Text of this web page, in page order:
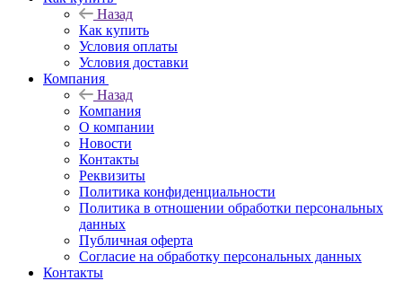
Назад
Как купить
Условия оплаты
Условия доставки
Компания
Назад
Компания
О компании
Новости
Контакты
Реквизиты
Политика конфиденциальности
Политика в отношении обработки персональных
данных
Публичная оферта
Согласие на обработку персональных данных
Контакты